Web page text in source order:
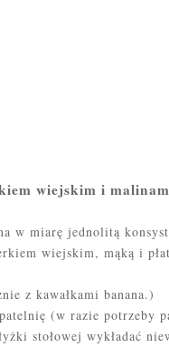
wiejskim i
w miarę jednolitą
wiejskim, mąką i
z kawałkami banana.)
(w razie potrzeby
stołowej wykładać